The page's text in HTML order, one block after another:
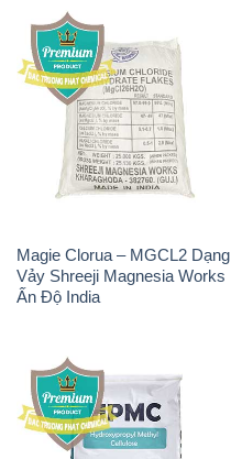
Magie Clorua – MGCL2 Dạng
Vảy Shreeji Magnesia Works
Ấn Độ India